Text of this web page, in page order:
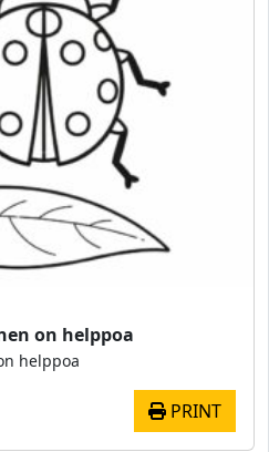
on helppoa
helppoa
PRINT